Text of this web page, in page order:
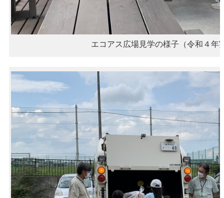
エコアス広場見学の様子（令和４年